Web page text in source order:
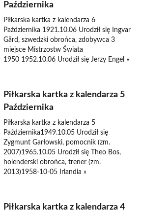
Października
Piłkarska kartka z kalendarza 6
Października 1921.10.06 Urodził się Ingvar
Gärd, szwedzki obrońca, zdobywca 3
miejsce Mistrzostw Świata
1950 1952.10.06 Urodził się Jerzy Engel »
Piłkarska kartka z kalendarza 5
Października
Piłkarska kartka z kalendarza 5
Października1949.10.05 Urodził się
Zygmunt Garłowski, pomocnik (zm.
2007)1965.10.05 Urodził się Theo Bos,
holenderski obrońca, trener (zm.
2013)1958-10-05 Irlandia »
Piłkarska kartka z kalendarza 4